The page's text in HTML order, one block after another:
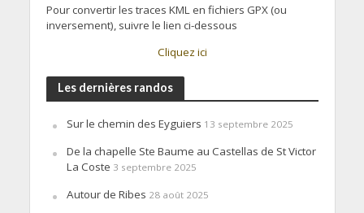
Pour convertir les traces KML en fichiers GPX (ou
inversement), suivre le lien ci-dessous
Cliquez ici
Les dernières randos
Sur le chemin des Eyguiers 13 septembre 2025
De la chapelle Ste Baume au Castellas de St Victor
La Coste 3 septembre 2025
Autour de Ribes 28 août 2025